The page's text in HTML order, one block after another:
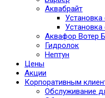
Аквабрайт
Установка
Аквафор Вотер
Гидролок
Нептун
Цены
Акции
Корпоративным
Обслуживание